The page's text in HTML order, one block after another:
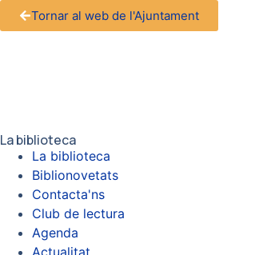
Tornar al web de l'Ajuntament
La biblioteca
La biblioteca
Biblionovetats
Contacta'ns
Club de lectura
Agenda
Actualitat